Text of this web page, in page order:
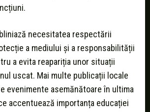
necesitatea respectării
a mediului și a responsabilității
a evita reapariția unor situații
uscat. Mai multe publicații locale
evenimente asemănătoare în ultima
accentuează importanța educației